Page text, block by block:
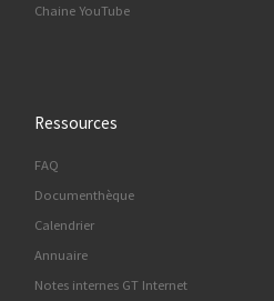
Chaine YouTube
Ressources
FAQ
Documenthèque
Calendrier
Annuaire
Notes internes GT Internet